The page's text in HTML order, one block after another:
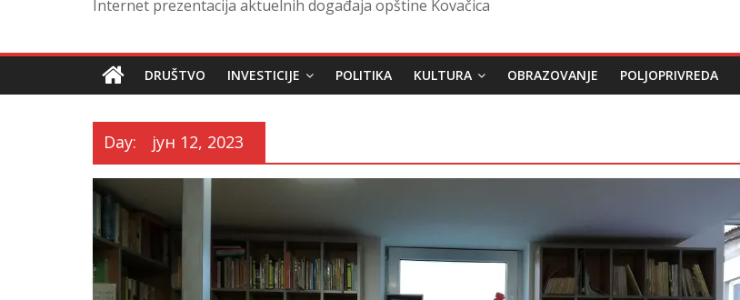
Internet prezentacija aktuelnih događaja opštine Kovačica
DRUŠTVO INVESTICIJE POLITIKA KULTURA OBRAZOVANJE POLJOPRIVREDA
Day: јун 12, 2023